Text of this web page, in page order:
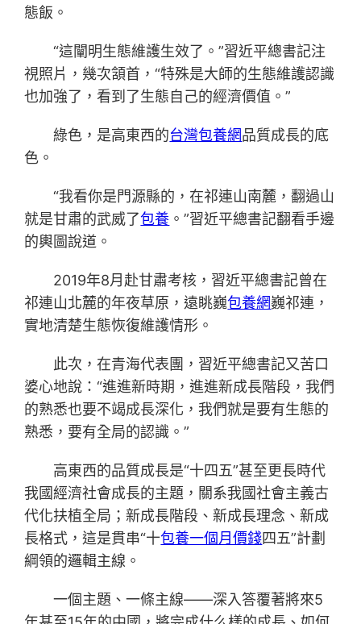
態飯。
“這闡明生態維護生效了。”習近平總書記注
視照片，幾次頷首，“特殊是大師的生態維護認識
也加強了，看到了生態自己的經濟價值。”
綠色，是高東西的台灣包養網品質成長的底
色。
“我看你是門源縣的，在祁連山南麓，翻過山
就是甘肅的武威了包養 。”習近平總書記翻看手邊
的輿圖說道。
2019年8月赴甘肅考核，習近平總書記曾在
祁連山北麓的年夜草原，遠眺巍包養網巍祁連，
實地清楚生態恢復維護情形。
此次，在青海代表團，習近平總書記又苦口
婆心地說：“進進新時期，進進新成長階段，我們
的熟悉也要不竭成長深化，我們就是要有生態的
熟悉，要有全局的認識。”
高東西的品質成長是“十四五”甚至更長時代
我國經濟社會成長的主題，關系我國社會主義古
代化扶植全局；新成長階段、新成長理念、新成
長格式，這是貫串“十包養一個月價錢四五”計劃
綱領的邏輯主線。
一個主題、一條主線——深入答覆著將來5